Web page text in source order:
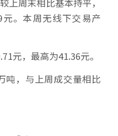
元。本周无线下交易产
元，最高为41.36元。
吨，与上周成交量相比